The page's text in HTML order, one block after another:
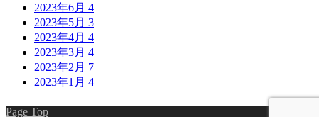
2023年6月 4
2023年5月 3
2023年4月 4
2023年3月 4
2023年2月 7
2023年1月 4
Page Top